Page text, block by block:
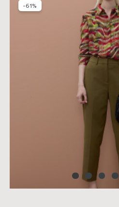
-61%
original
€129.00.
precio
actual
es:
€50.00.
cinta